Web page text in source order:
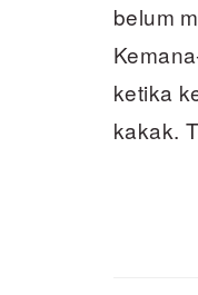
belum
ketika
kakak.